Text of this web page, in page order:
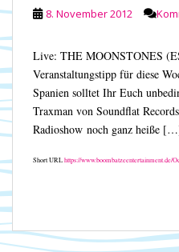
n
8. November 2012
Live: THE MOONSTONES
Veranstaltungstipp für diese
Spanien solltet Ihr Euch
Traxman von Soundflat
Radioshow noch ganz heiße
Short URLhttps://www.boombatzeentertainment.de/